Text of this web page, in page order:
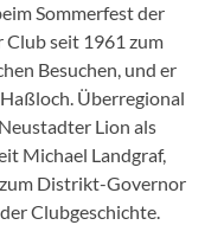
Sommerfest der
seit 1961 zum
Besuchen, und er
Überregional
Lion als
Michael Landgraf,
Distrikt-Governor
Clubgeschichte.